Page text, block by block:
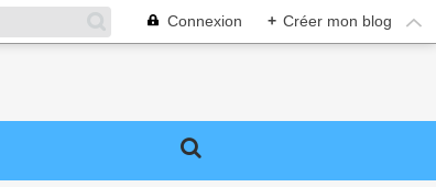
Connexion + Créer mon blog